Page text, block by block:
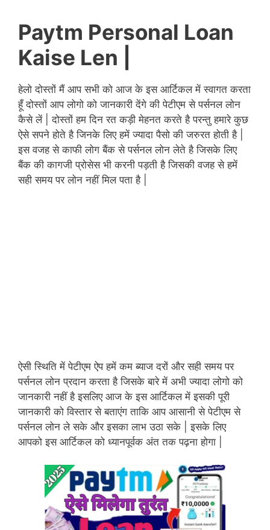
Paytm Personal Loan
Kaise Len |
हेलो दोस्तों मैं आप सभी को आज के इस आर्टिकल में स्वागत करता
हूँ दोस्तों आप लोगो को जानकारी देंगे की पेटीएम से पर्सनल लोन
कैसे लें | दोस्तों हम दिन रत कड़ी मेहनत करते है परन्तु हमारे कुछ
ऐसे सपने होते है जिनके लिए हमें ज्यादा पैसो की जरुरत होती है |
इस वजह से काफी लोग बैंक से पर्सनल लोन लेते है जिसके लिए
बैंक की कागजी प्रोसेस भी करनी पड़ती है जिसकी वजह से हमें
सही समय पर लोन नहीं मिल पता है |
ऐसी स्थिति में पेटीएम ऐप हमें कम ब्याज दरों और सही समय पर
पर्सनल लोन प्रदान करता है जिसके बारे में अभी ज्यादा लोगो को
जानकारी नहीं है इसलिए आज के इस आर्टिकल में इसकी पूरी
जानकारी को विस्तार से बताएंग ताकि आप आसानी से पेटीएम से
पर्सनल लोन ले सके और इसका लाभ उठा सके | इसके लिए
आपको इस आर्टिकल को ध्यानपूर्वक अंत तक पढ़ना होगा |